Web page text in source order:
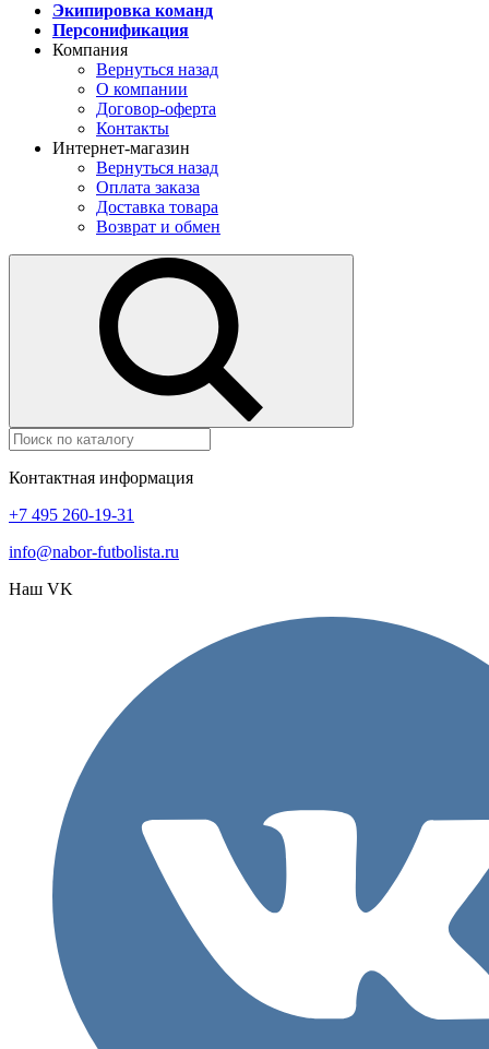
Экипировка команд
Персонификация
Компания
Вернуться назад
О компании
Договор-оферта
Контакты
Интернет-магазин
Вернуться назад
Оплата заказа
Доставка товара
Возврат и обмен
Контактная информация
+7 495 260-19-31
info@nabor-futbolista.ru
Наш VK